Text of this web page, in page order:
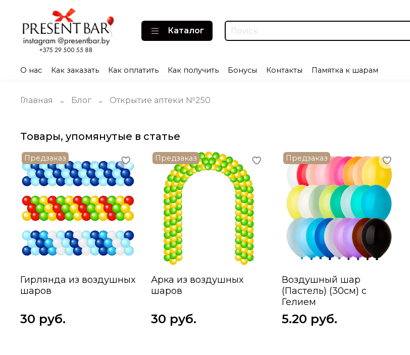
Каталог
О нас Как заказать Как оплатить Как получить Бонусы Контакты Памятка к шарам
Главная Блог Открытие аптеки №250
Товары, упомянутые в статье
Предзаказ
Гирлянда из воздушных
шаров
30 руб.
Предзаказ
Арка из воздушных
шаров
30 руб.
Предзаказ
Воздушный шар
(Пастель) (30см) с
Гелием
5.20 руб.